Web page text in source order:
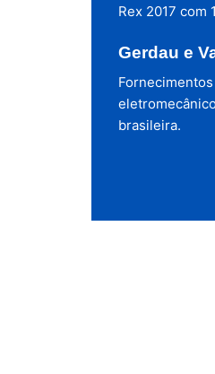
Rex 2017 com
Gerdau e
brasileira.